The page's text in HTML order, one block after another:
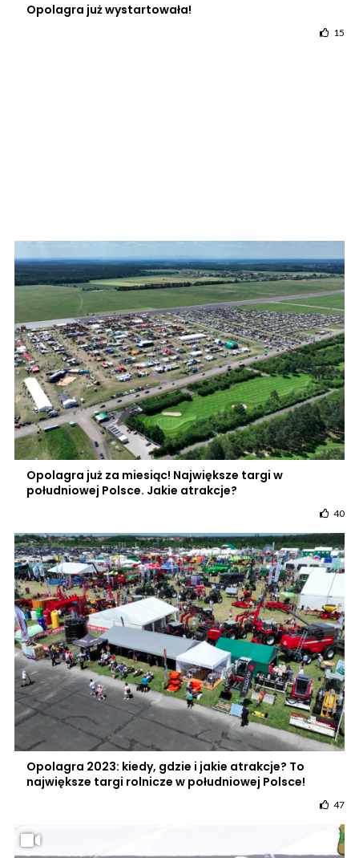
Opolagra już wystartowała!
15
Opolagra już za miesiąc! Największe targi w
południowej Polsce. Jakie atrakcje?
40
Opolagra 2023: kiedy, gdzie i jakie atrakcje? To
największe targi rolnicze w południowej Polsce!
47